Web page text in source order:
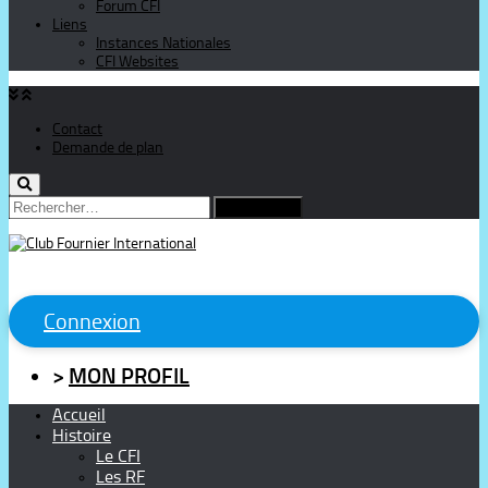
Forum CFI
Liens
Instances Nationales
CFI Websites
Contact
Demande de plan
Rechercher :
Connexion
> MON PROFIL
Accueil
Histoire
Le CFI
Les RF